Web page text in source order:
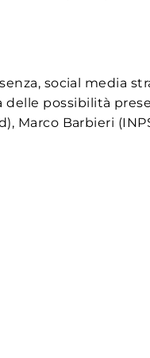
social media
delle possibilità
Marco Barbieri